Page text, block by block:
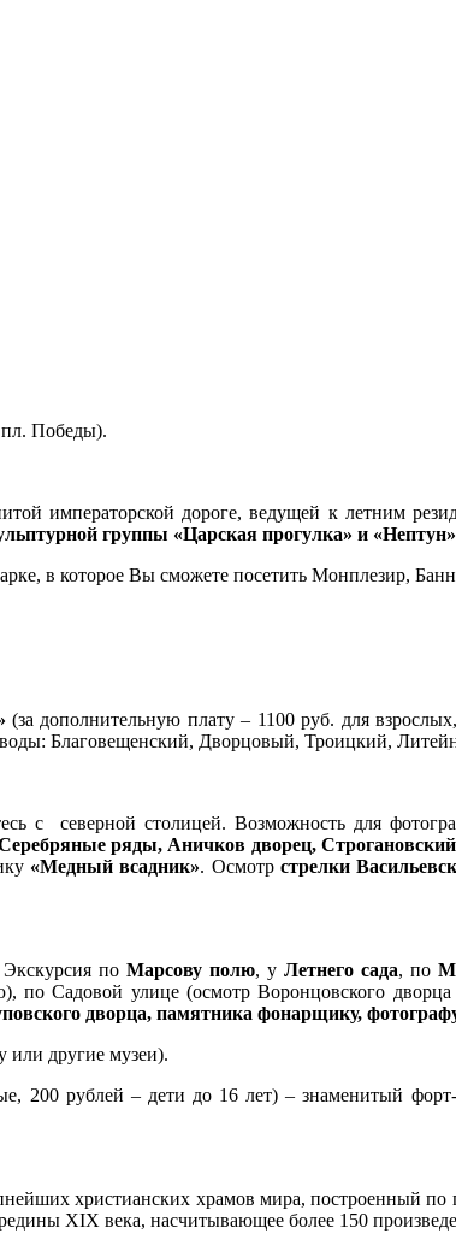
пл. Победы).
императорской дороге, ведущей к летним
группы «Царская прогулка» и «Нептун»
в которое Вы сможете посетить Монплезир,
(за дополнительную плату – 1100 руб. для
Благовещенский, Дворцовый, Троицкий,
с северной столицей. Возможность для
ряды, Аничков дворец,
«Медный всадник». Осмотр стрелки
по Марсову полю, у Летнего сада, по
по Садовой улице (осмотр Воронцовского
дворца, памятника фонарщику,
или другие музеи).
200 рублей – дети до 16 лет) – знаменитый
христианских храмов мира, построенный
XIX века, насчитывающее более 150